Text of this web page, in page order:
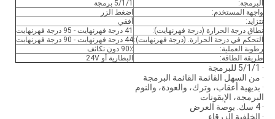
البرمجة:
5/1/1 برمجة
واجهة المستخدم:
اضغط الزر
تتزايد:
أفقي
نطاق درجة الحرارة (درجة فهرنهايت):
41 درجة فهرنهايت - 95 درجة فهرنهايت
التحكم في درجة الحرارة. (درجة فهرنهايت):44 درجة فهرنهايت - 90 درجة فهرنهايت
رطوبة العملية:
90٪ دون تكاثف
طريقة الطاقة:
البطارية أو 24V
· 5/1/1 للبرمجة
· من السهل القائمة القائمة البرمجة
· بديهية أعقاب، وترك، والعودة، والنوم
البرمجة، الإيقونات
· 4 سك. بوصة العرض
· الخلفية الزرقاء